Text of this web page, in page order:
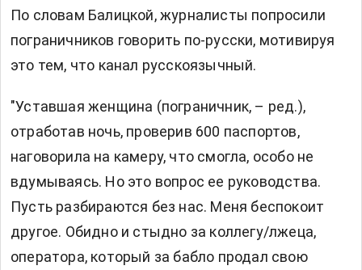
По словам Балицкой, журналисты попросили
пограничников говорить по-русски, мотивируя
это тем, что канал русскоязычный.
"Уставшая женщина (пограничник, – ред.),
отработав ночь, проверив 600 паспортов,
наговорила на камеру, что смогла, особо не
вдумываясь. Но это вопрос ее руководства.
Пусть разбираются без нас. Меня беспокоит
другое. Обидно и стыдно за коллегу/лжеца,
оператора, который за бабло продал свою